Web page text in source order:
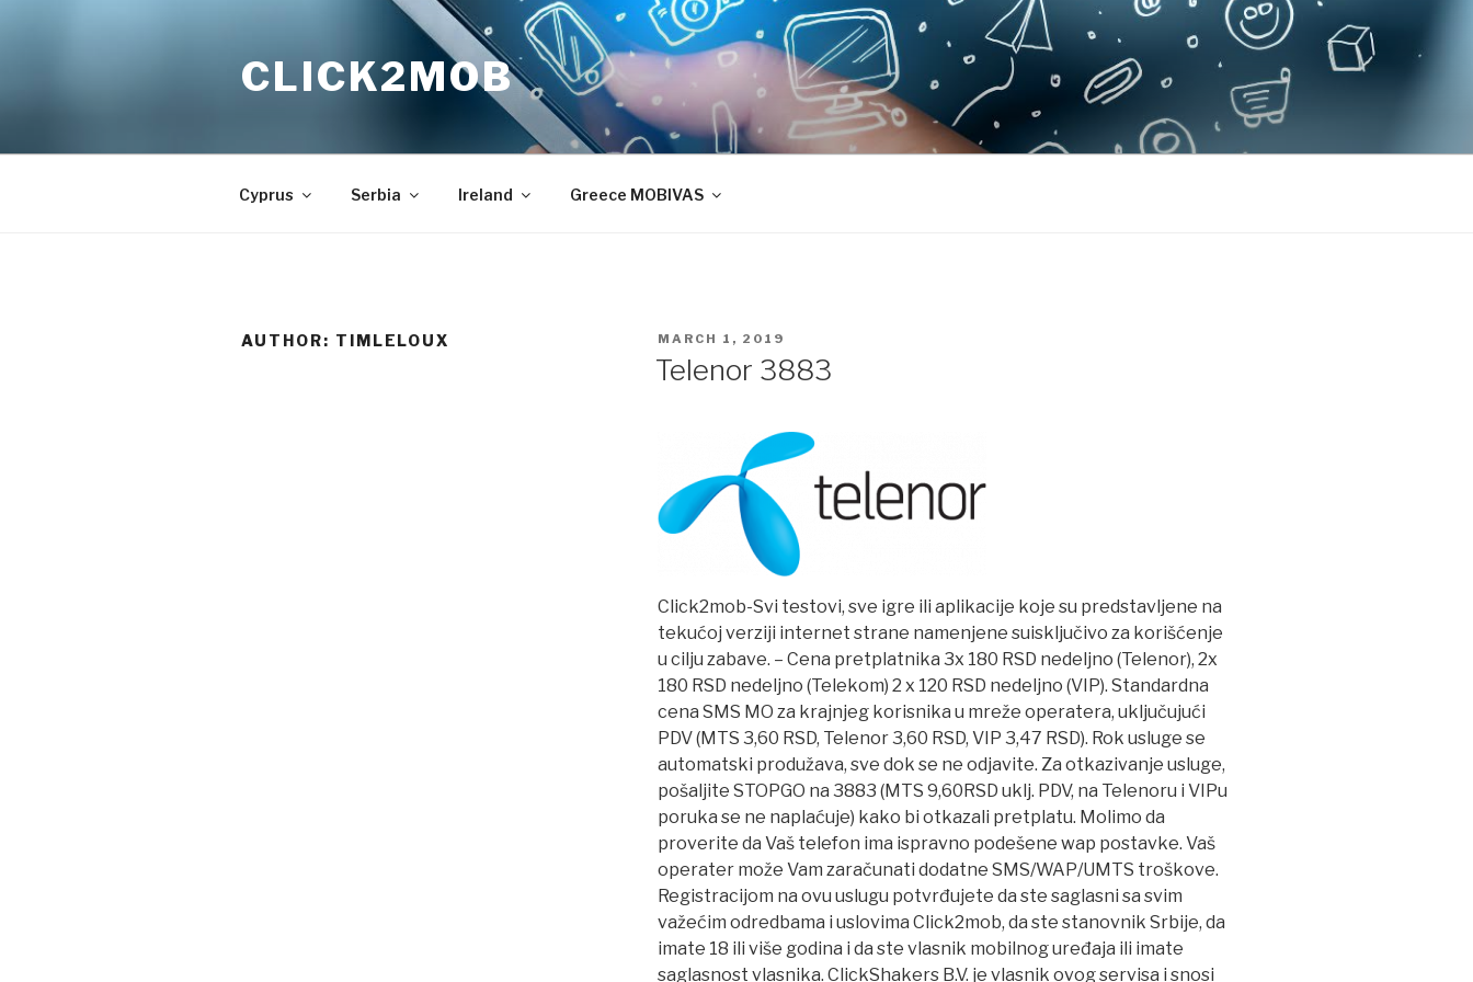
CLICK2MOB
Cyprus Serbia Ireland Greece MOBIVAS
AUTHOR: TIMLELOUX
POSTED
MARCH 1, 2019
Telenor 3883
Click2mob-Svi testovi, sve igre ili aplikacije koje su predstavljene na
tekućoj verziji internet strane namenjene suisključivo za korišćenje
u cilju zabave. – Cena pretplatnika 3x 180 RSD nedeljno (Telenor), 2x
180 RSD nedeljno (Telekom) 2 x 120 RSD nedeljno (VIP). Standardna
cena SMS MO za krajnjeg korisnika u mreže operatera, uključujući
PDV (MTS 3,60 RSD, Telenor 3,60 RSD, VIP 3,47 RSD). Rok usluge se
automatski produžava, sve dok se ne odjavite. Za otkazivanje usluge,
pošaljite STOPGO na 3883 (MTS 9,60RSD uklj. PDV, na Telenoru i VIPu
poruka se ne naplaćuje) kako bi otkazali pretplatu. Molimo da
proverite da Vaš telefon ima ispravno podešene wap postavke. Vaš
operater može Vam zaračunati dodatne SMS/WAP/UMTS troškove.
Registracijom na ovu uslugu potvrđujete da ste saglasni sa svim
važećim odredbama i uslovima Click2mob, da ste stanovnik Srbije, da
imate 18 ili više godina i da ste vlasnik mobilnog uređaja ili imate
saglasnost vlasnika. ClickShakers B.V. je vlasnik ovog servisa i snosi